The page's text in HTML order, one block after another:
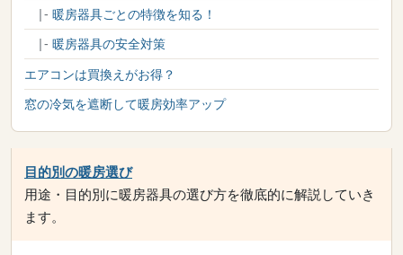
|- 暖房器具ごとの特徴を知る！
|- 暖房器具の安全対策
エアコンは買換えがお得？
窓の冷気を遮断して暖房効率アップ
目的別の暖房選び
用途・目的別に暖房器具の選び方を徹底的に解説していき
ます。